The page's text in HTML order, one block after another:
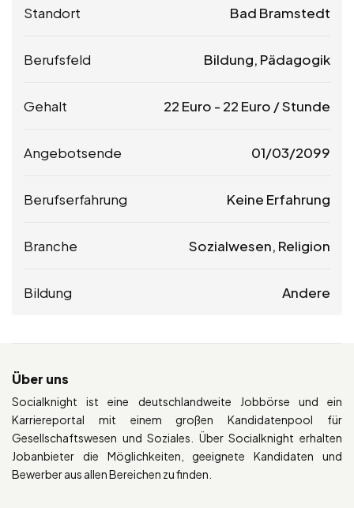
Standort Bad Bramstedt
Berufsfeld Bildung, Pädagogik
Gehalt 22 Euro - 22 Euro / Stunde
Angebotsende 01/03/2099
Berufserfahrung Keine Erfahrung
Branche Sozialwesen, Religion
Bildung Andere
Über uns
Socialknight ist eine deutschlandweite Jobbörse und ein
Karriereportal mit einem großen Kandidatenpool für
Gesellschaftswesen und Soziales. Über Socialknight erhalten
Jobanbieter die Möglichkeiten, geeignete Kandidaten und
Bewerber aus allen Bereichen zu finden.